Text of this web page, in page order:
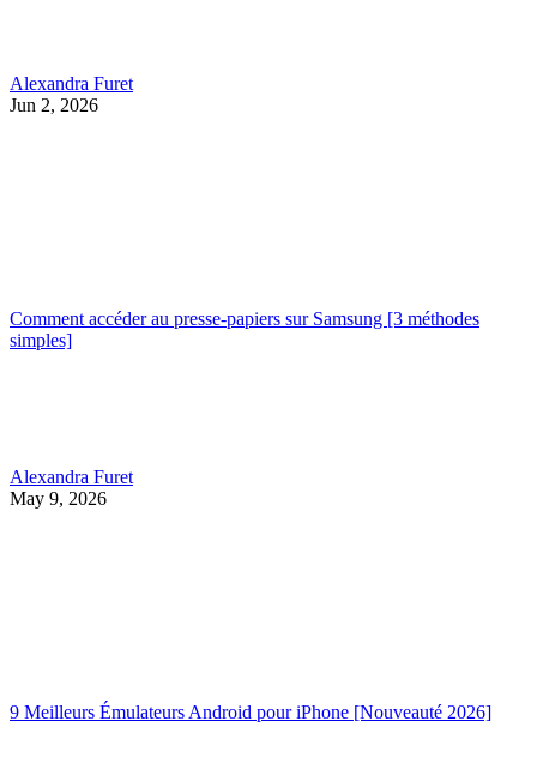
Alexandra Furet
Jun 2, 2026
Comment accéder au presse-papiers sur Samsung [3 méthodes
simples]
Alexandra Furet
May 9, 2026
9 Meilleurs Émulateurs Android pour iPhone [Nouveauté 2026]